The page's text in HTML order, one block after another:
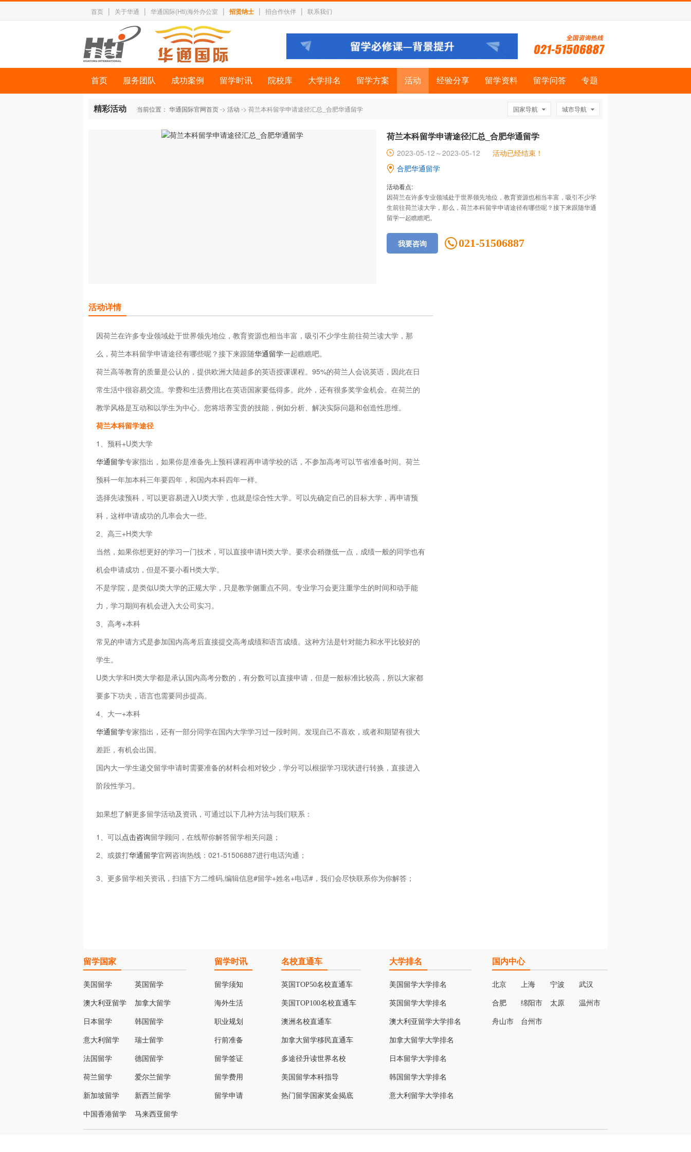
首页 | 关于华通 | 华通国际(Hti)海外办公室 | 招贤纳士 | 招合作伙伴 | 联系我们
首页 服务团队 成功案例 留学时讯 院校库 大学排名 留学方案 活动 经验分享 留学资料 留学问答 专题
精彩活动 国家导航 城市导航
当前位置： 华通国际官网首页-> 活动 -> 荷兰本科留学申请途径汇总_合肥华通留学
荷兰本科留学申请途径汇总_合肥华通留学
2023-05-12～2023-05-12
活动已经结束！
合肥华通留学
活动看点:
因荷兰在许多专业领域处于世界领先地位，教育资源也相当丰富，吸引不少学
生前往荷兰读大学，那么，荷兰本科留学申请途径有哪些呢？接下来跟随华通
留学一起瞧瞧吧。
我要咨询 021-51506887
活动详情
因荷兰在许多专业领域处于世界领先地位，教育资源也相当丰富，吸引不少学生前往荷兰读大学，那
么，荷兰本科留学申请途径有哪些呢？接下来跟随华通留学一起瞧瞧吧。
荷兰高等教育的质量是公认的，提供欧洲大陆超多的英语授课课程。95%的荷兰人会说英语，因此在日
常生活中很容易交流。学费和生活费用比在英语国家要低得多。此外，还有很多奖学金机会。在荷兰的
教学风格是互动和以学生为中心。您将培养宝贵的技能，例如分析、解决实际问题和创造性思维。
荷兰本科留学途径
1、预科+U类大学
华通留学专家指出，如果你是准备先上预科课程再申请学校的话，不参加高考可以节省准备时间。荷兰
预科一年加本科三年要四年，和国内本科四年一样。
选择先读预科，可以更容易进入U类大学，也就是综合性大学。可以先确定自己的目标大学，再申请预
科，这样申请成功的几率会大一些。
2、高三+H类大学
当然，如果你想更好的学习一门技术，可以直接申请H类大学。要求会稍微低一点，成绩一般的同学也有
机会申请成功，但是不要小看H类大学。
不是学院，是类似U类大学的正规大学，只是教学侧重点不同。专业学习会更注重学生的时间和动手能
力，学习期间有机会进入大公司实习。
3、高考+本科
常见的申请方式是参加国内高考后直接提交高考成绩和语言成绩。这种方法是针对能力和水平比较好的
学生。
U类大学和H类大学都是承认国内高考分数的，有分数可以直接申请，但是一般标准比较高，所以大家都
要多下功夫，语言也需要同步提高。
4、大一+本科
华通留学专家指出，还有一部分同学在国内大学学习过一段时间。发现自己不喜欢，或者和期望有很大
差距，有机会出国。
国内大一学生递交留学申请时需要准备的材料会相对较少，学分可以根据学习现状进行转换，直接进入
阶段性学习。
如果想了解更多留学活动及资讯，可通过以下几种方法与我们联系：
1、可以点击咨询留学顾问，在线帮你解答留学相关问题；
2、或拨打华通留学官网咨询热线：021-51506887进行电话沟通；
3、更多留学相关资讯，扫描下方二维码,编辑信息#留学+姓名+电话#，我们会尽快联系你为你解答；
留学国家
美国留学 英国留学
澳大利亚留学 加拿大留学
日本留学 韩国留学
意大利留学 瑞士留学
法国留学 德国留学
荷兰留学 爱尔兰留学
新加坡留学 新西兰留学
中国香港留学 马来西亚留学
留学时讯
留学须知
海外生活
职业规划
行前准备
留学签证
留学费用
留学申请
名校直通车
英国TOP50名校直通车
美国TOP100名校直通车
澳洲名校直通车
加拿大留学移民直通车
多途径升读世界名校
美国留学本科指导
热门留学国家奖金揭底
大学排名
美国留学大学排名
英国留学大学排名
澳大利亚留学大学排名
加拿大留学大学排名
日本留学大学排名
韩国留学大学排名
意大利留学大学排名
国内中心
北京 上海 宁波 武汉
合肥 绵阳市 太原 温州市
舟山市 台州市